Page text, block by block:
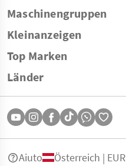
Maschinengruppen
Kleinanzeigen
Top Marken
Länder
Aiuto Österreich | EUR